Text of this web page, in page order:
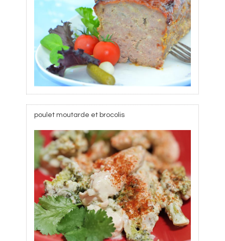
poulet moutarde et brocolis